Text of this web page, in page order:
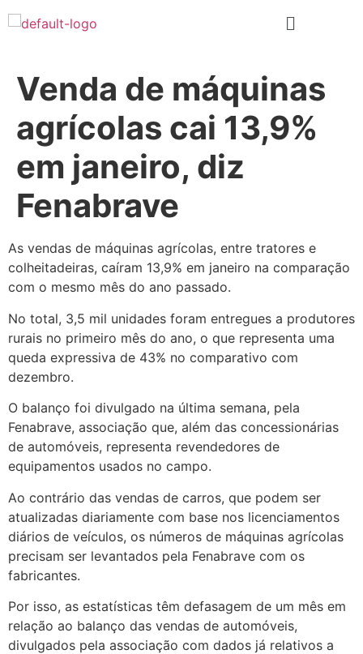
Venda de máquinas
agrícolas cai 13,9%
em janeiro, diz
Fenabrave
As vendas de máquinas agrícolas, entre tratores e
colheitadeiras, caíram 13,9% em janeiro na comparação
com o mesmo mês do ano passado.
No total, 3,5 mil unidades foram entregues a produtores
rurais no primeiro mês do ano, o que representa uma
queda expressiva de 43% no comparativo com
dezembro.
O balanço foi divulgado na última semana, pela
Fenabrave, associação que, além das concessionárias
de automóveis, representa revendedores de
equipamentos usados no campo.
Ao contrário das vendas de carros, que podem ser
atualizadas diariamente com base nos licenciamentos
diários de veículos, os números de máquinas agrícolas
precisam ser levantados pela Fenabrave com os
fabricantes.
Por isso, as estatísticas têm defasagem de um mês em
relação ao balanço das vendas de automóveis,
divulgados pela associação com dados já relativos a